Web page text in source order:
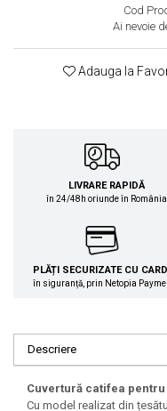
Cod
Ai nevoie
Adauga la
LIVRARE RAPIDĂ
în 24/48h oriunde în România
PLĂȚI SECURIZATE CU
în siguranță, prin Netopia
Descriere
Cuvertură catifea
Cu model realizat din